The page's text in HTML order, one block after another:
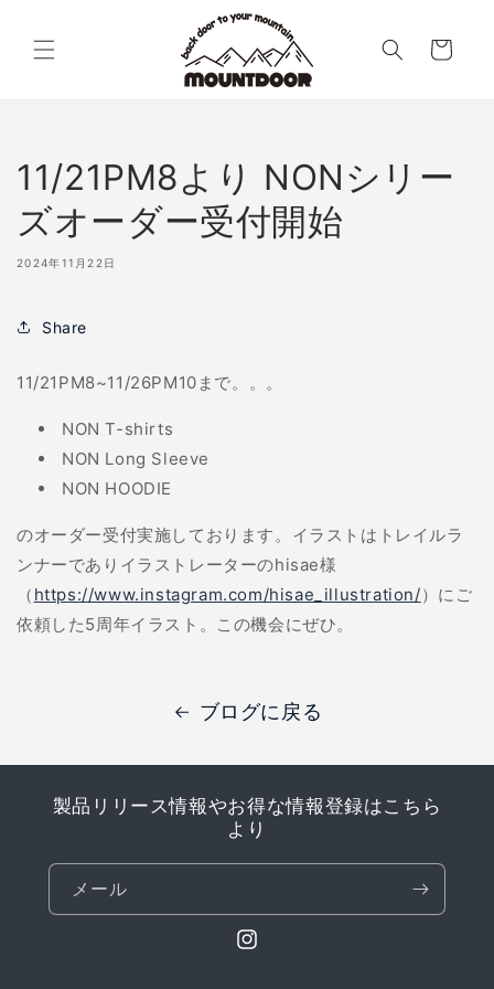
ツに進む
ー
11/21PM8より NONシリー
ズオーダー受付開始
2024年11月22日
Share
11/21PM8~11/26PM10まで。。。
NON T-shirts
NON Long Sleeve
NON HOODIE
のオーダー受付実施しております。イラストはトレイルラ
ンナーでありイラストレーターのhisae様
（ https://www.instagram.com/hisae_illustration/）にご
依頼した5周年イラスト。この機会にぜひ。
ブログに戻る
製品リリース情報やお得な情報登録はこちら
より
メール
Instagram